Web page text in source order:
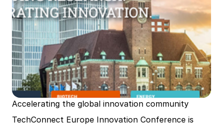
Accelerating the global innovation community
TechConnect Europe Innovation Conference is